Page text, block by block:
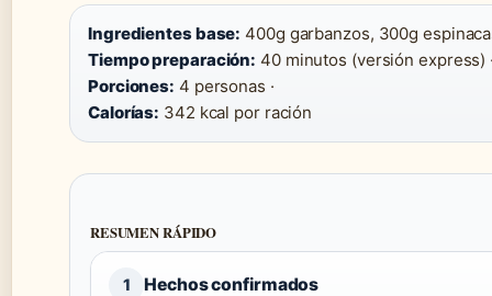
Ingredientes base: 400g garbanzos, 300g
Tiempo preparación: 40 minutos (versión express)
Porciones: 4 personas ·
Calorías: 342 kcal por ración
RESUMEN RÁPIDO
1 Hechos confirmados